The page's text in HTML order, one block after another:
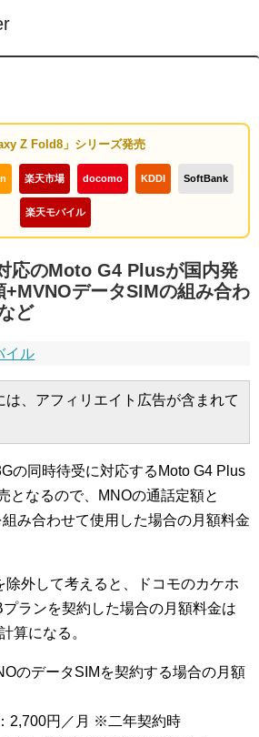
Z Fold8」シリーズ発売
楽天市場 docomo KDDI SoftBank
楽天モバイル
応のMoto G4 Plusが国内発
データSIMの組み合わ
ど
イル
、アフィリエイト広告が含まれて
の同時待受に対応するMoto G4 Plus
となるので、MNOの通話定額と
み合わせて使用した場合の月額料金
除外して考えると、ドコモのカケホ
ランを契約した場合の月額料金は
算になる。
のデータSIMを契約する場合の月額
2,700円／月 ※二年契約時